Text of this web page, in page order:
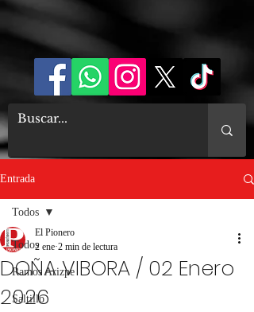
Entrada
Todos
Ramos Arizpe
Saltillo
Todos
DOÑA VIBORA / 02 Enero
2026
El Pionero
2 ene 2 min de lectura